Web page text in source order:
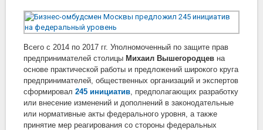
Всего с 2014 по 2017 гг. Уполномоченный по защите прав
предпринимателей столицы Михаил Вышегородцев на
основе практической работы и предложений широкого круга
предпринимателей, общественных организаций и экспертов
сформировал 245 инициатив, предполагающих разработку
или внесение изменений и дополнений в законодательные
или нормативные акты федерального уровня, а также
принятие мер реагирования со стороны федеральных